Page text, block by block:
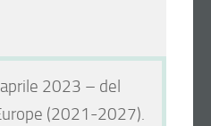
2023 – del
(2021-2027).